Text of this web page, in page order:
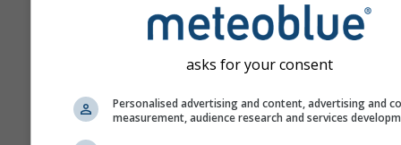
Prognoza tworzona jest
użyciu modeli
różnymi parametrami
początkowymi, aby
oszacować
asks for your consent
Personalised advertising and content, advertising and
measurement, audience research and services